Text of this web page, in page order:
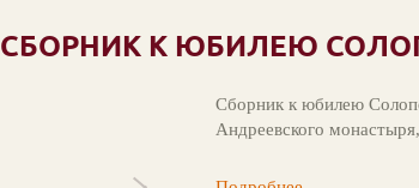
СБОРНИК К ЮБИЛЕЮ
Сборник к юбилею
Андреевского